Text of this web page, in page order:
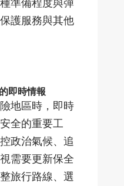
護服務與其他
即時情報
地區時，即時
全的重要工
政治氣候、追
需要更新保全
旅行路線、選